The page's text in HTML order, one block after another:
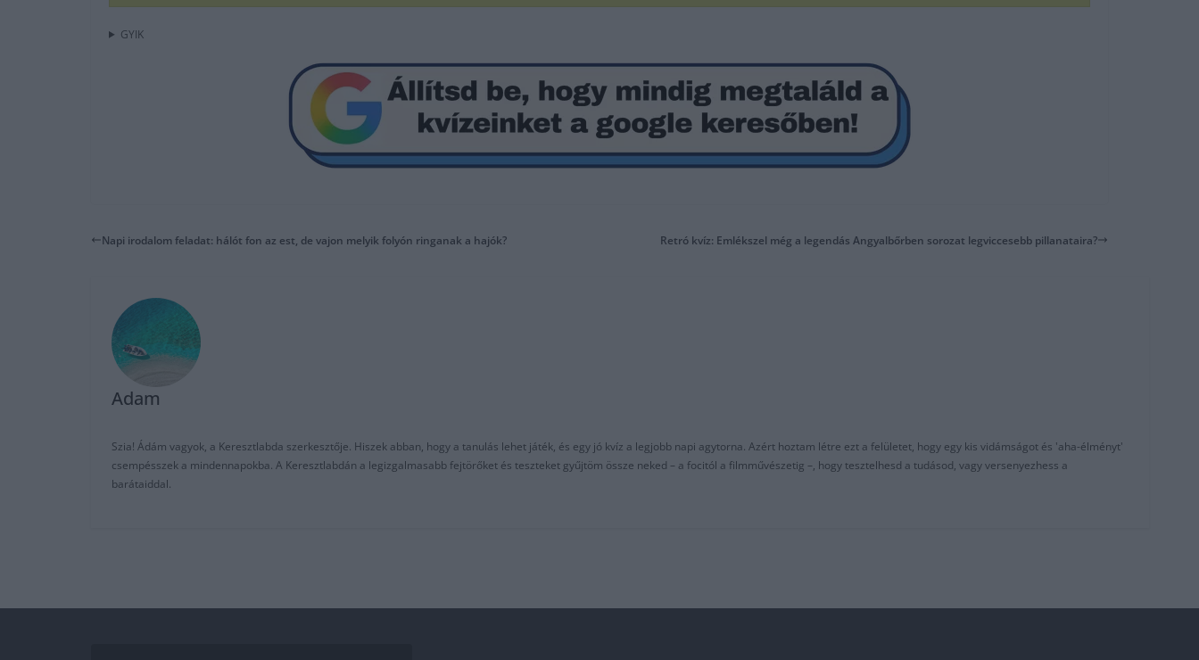
GYIK
Napi irodalom feladat: hálót fon az est, de vajon melyik folyón ringanak a hajók? Retró kvíz: Emlékszel még a legendás Angyalbőrben sorozat legviccesebb pillanataira?
Adam
Szia! Ádám vagyok, a Keresztlabda szerkesztője. Hiszek abban, hogy a tanulás lehet játék, és egy jó kvíz a legjobb napi agytorna. Azért hoztam létre ezt a felületet, hogy egy kis vidámságot és 'aha-élményt'
csempésszek a mindennapokba. A Keresztlabdán a legizgalmasabb fejtörőket és teszteket gyűjtöm össze neked – a focitól a filmművészetig –, hogy tesztelhesd a tudásod, vagy versenyezhess a
barátaiddal.